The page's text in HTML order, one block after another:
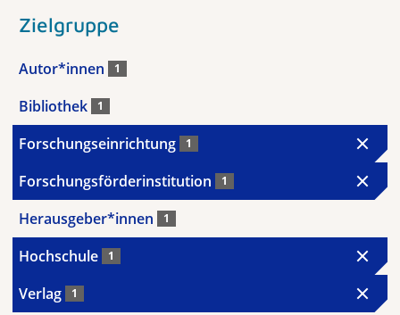
Zielgruppe
Autor*innen 1
Bibliothek 1
Forschungseinrichtung 1
Forschungsförderinstitution 1
Herausgeber*innen 1
Hochschule 1
Verlag 1